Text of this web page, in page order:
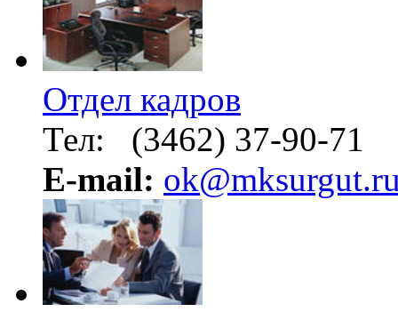
Отдел кадров
Тел: (3462) 37-90-71
E-mail: